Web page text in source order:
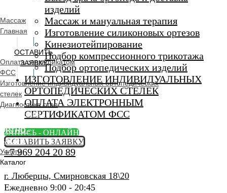
салон
изделий
Массаж и мануальная терапия
Изготовление силиконовых ортезов
Кинезиотейпирование
Подбор компрессионного трикотажа
Подбор ортопедических изделий
ИЗГОТОВЛЕНИЕ ИНДИВИДУАЛЬНЫХ
ОРТОПЕДИЧЕСКИХ СТЕЛЕК
ОПЛАТА ЭЛЕКТРОННЫМ
СЕРТИФИКАТОМ ФСС
ЗАПИСЬ - ОНЛАЙН
ОСТАВИТЬ ЗАЯВКУ
+7 969 204 20 89
г. Люберцы, Смирновская 18\20
Ежедневно 9:00 - 20:45
Массаж
Главная
ОСТАВИТЬ
ЗАЯВКУ
Оплата сертификатом
ФСС
Изготовление индивидуальных ортопедических
стелек
Диагностика стоп
Ортопедический
ORTHO -
SALON
Услуги
Каталог